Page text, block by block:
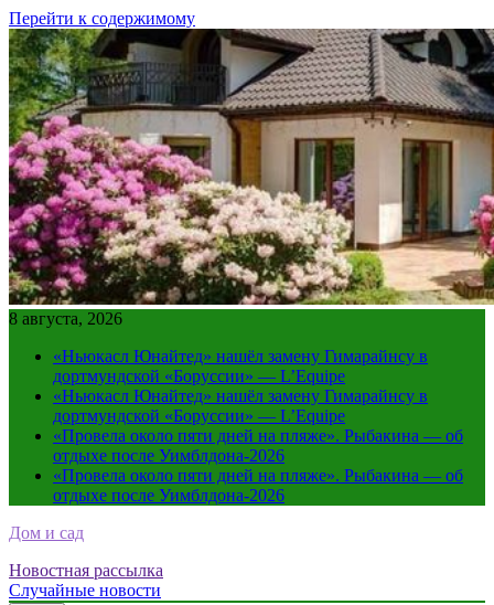
Перейти к содержимому
8 августа, 2026
«Ньюкасл Юнайтед» нашёл замену Гимарайнсу в
дортмундской «Боруссии» — L’Equipe
«Ньюкасл Юнайтед» нашёл замену Гимарайнсу в
дортмундской «Боруссии» — L’Equipe
«Провела около пяти дней на пляже». Рыбакина — об
отдыхе после Уимблдона-2026
«Провела около пяти дней на пляже». Рыбакина — об
отдыхе после Уимблдона-2026
Дом и сад
Новостная рассылка
Случайные новости